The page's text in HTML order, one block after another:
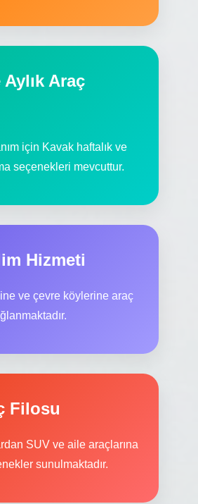
Aylık Araç
için Kavak haftalık ve
seçenekleri mevcuttur.
Hizmeti
ve çevre köylerine araç
Filosu
SUV ve aile araçlarına
sunulmaktadır.